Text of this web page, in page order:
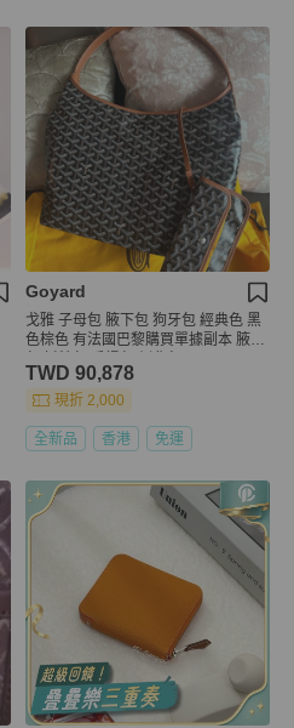
Goyard
戈雅 子母包 腋下包 狗牙包 經典色 黑
色棕色 有法國巴黎購買單據副本 腋下
bag black and brown
TWD 90,878
現折 2,000
全新品 香港 免運